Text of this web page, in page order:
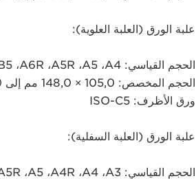
علبة الورق (العلبة العلوية):
الحجم القياسي: A4‏، A5‏، A5R‏، A6R‏، B5
الحجم المخصص: 105,0 × 148,0 مم إلى 297,0 × 215,9 مم
ورق الأظرف: ISO-C5
علبة الورق (العلبة السفلية):
الحجم القياسي: A3‏، A4‏، A4R‏، A5‏، A5R‏، A6R‏، B4‏، B5‏، B5R